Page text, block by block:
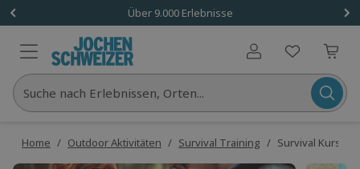
Über 9.000 Erlebnisse
Benutzerkonto
Suche nach Erlebnissen, Orten...
Home / Outdoor Aktivitäten / Survival Training / Survival Kurs